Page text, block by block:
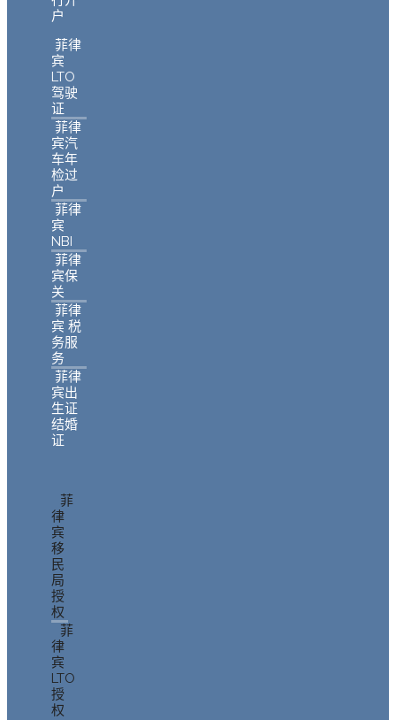
户
菲律
宾
LTO
驾驶
证
菲律
宾汽
车年
检过
户
菲律
宾
NBI
菲律
宾保
关
菲律
宾 税
务服
务
菲律
宾出
生证
结婚
证
菲
律
宾
移
民
局
授
权
菲
律
宾
LTO
授
权